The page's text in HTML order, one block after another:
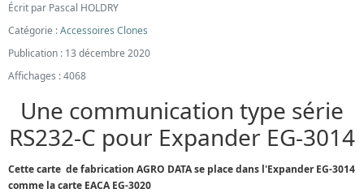
Écrit par Pascal HOLDRY
Catégorie :Accessoires Clones
Publication : 13 décembre 2020
Affichages : 4068
Une communication type série
RS232-C pour Expander EG-3014
Cette carte de fabrication AGRO DATA se place dans l'Expander EG-3014
comme la carte EACA EG-3020